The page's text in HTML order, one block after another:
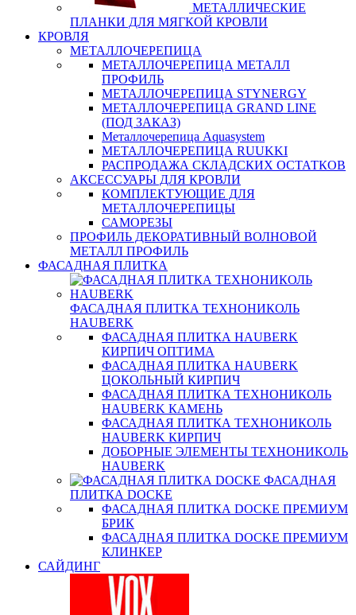
МЕТАЛЛИЧЕСКИЕ
ПЛАНКИ ДЛЯ МЯГКОЙ КРОВЛИ
КРОВЛЯ
МЕТАЛЛОЧЕРЕПИЦА
МЕТАЛЛОЧЕРЕПИЦА МЕТАЛЛ
ПРОФИЛЬ
МЕТАЛЛОЧЕРЕПИЦА STYNERGY
МЕТАЛЛОЧЕРЕПИЦА GRAND LINE
(ПОД ЗАКАЗ)
Металлочерепица Aquasystem
МЕТАЛЛОЧЕРЕПИЦА RUUKKI
РАСПРОДАЖА СКЛАДСКИХ ОСТАТКОВ
АКСЕССУАРЫ ДЛЯ КРОВЛИ
КОМПЛЕКТУЮЩИЕ ДЛЯ
МЕТАЛЛОЧЕРЕПИЦЫ
САМОРЕЗЫ
ПРОФИЛЬ ДЕКОРАТИВНЫЙ ВОЛНОВОЙ
МЕТАЛЛ ПРОФИЛЬ
ФАСАДНАЯ ПЛИТКА
ФАСАДНАЯ ПЛИТКА ТЕХНОНИКОЛЬ
HAUBERK
ФАСАДНАЯ ПЛИТКА HAUBERK
КИРПИЧ ОПТИМА
ФАСАДНАЯ ПЛИТКА HAUBERK
ЦОКОЛЬНЫЙ КИРПИЧ
ФАСАДНАЯ ПЛИТКА ТЕХНОНИКОЛЬ
HAUBERK КАМЕНЬ
ФАСАДНАЯ ПЛИТКА ТЕХНОНИКОЛЬ
HAUBERK КИРПИЧ
ДОБОРНЫЕ ЭЛЕМЕНТЫ ТЕХНОНИКОЛЬ
HAUBERK
ФАСАДНАЯ
ПЛИТКА DOCKE
ФАСАДНАЯ ПЛИТКА DOCKE ПРЕМИУМ
БРИК
ФАСАДНАЯ ПЛИТКА DOCKE ПРЕМИУМ
КЛИНКЕР
САЙДИНГ